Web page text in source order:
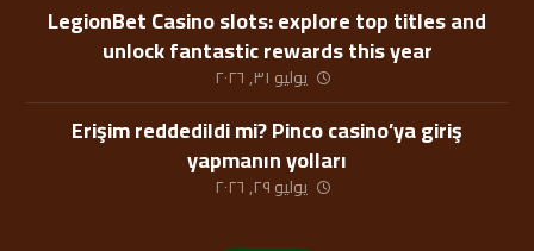
LegionBet Casino slots: explore top titles and
unlock fantastic rewards this year
يوليو ٣١, ٢٠٢٦
Erişim reddedildi mi? Pinco casino’ya giriş
yapmanın yolları
يوليو ٢٩, ٢٠٢٦